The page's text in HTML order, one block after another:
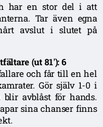
har en stor del i att
Tar även egna
avslut i slutet på
(ut 81′): 6
och får till en hel
Gör själv 1-0 i
avblåst för hands.
sina chanser finns